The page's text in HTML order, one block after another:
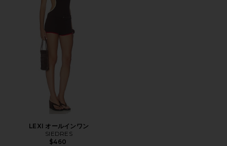
LEXI オールインワン
SIEDRES
$460